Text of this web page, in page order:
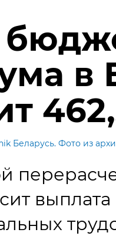
в
Беларусь. Фото из